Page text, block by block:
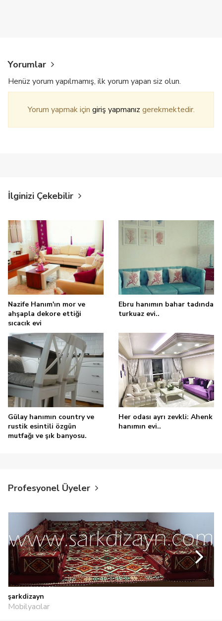
Yorumlar
Henüz yorum yapılmamış, ilk yorum yapan siz olun.
Yorum yapmak için giriş yapmanız gerekmektedir.
İlginizi Çekebilir
Nazife Hanım'ın mor ve
ahşapla dekore ettiği
sıcacık evi
Ebru hanımın bahar tadında
turkuaz evi..
Gülay hanımın country ve
rustik esintili özgün
mutfağı ve şık banyosu.
Her odası ayrı zevkli: Ahenk
hanımın evi..
Profesyonel Üyeler
şarkdizayn
Mobilyacılar